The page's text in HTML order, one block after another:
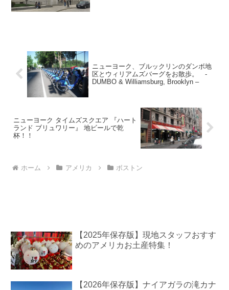
ニューヨーク、ブルックリンのダンボ地
区とウィリアムズバーグをお散歩。 -
DUMBO & Williamsburg, Brooklyn –
ニューヨーク タイムズスクエア 『ハート
ランド ブリュワリー』 地ビールで乾
杯！！
ホーム アメリカ ボストン
【2025年保存版】現地スタッフおすす
めのアメリカお土産特集！
【2026年保存版】ナイアガラの滝カナ